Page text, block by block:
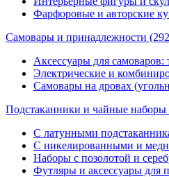
Фарфоровые и авторские
Самовары и принадлежности
Аксессуары для
Электрические и
Самовары на дровах
Подстаканники и чайные наборы
С латунными
С никелированными и
Наборы с позолотой и
Футляры и аксессуары для